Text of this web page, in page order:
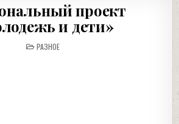
проект
и дети»
POSTED
IN
РАЗНОЕ